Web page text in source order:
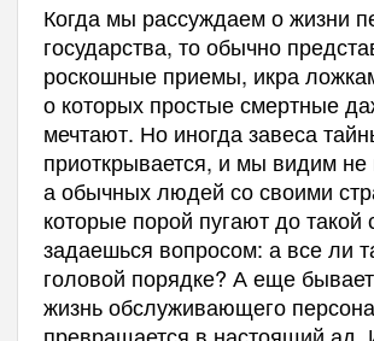
Когда мы рассуждаем о жизни
государства, то обычно
роскошные приемы, икра
о которых простые смертные
мечтают. Но иногда завеса
приоткрывается, и мы видим не
а обычных людей со своими
которые порой пугают до такой
задаешься вопросом: а все ли
головой порядке? А еще бывает
жизнь обслуживающего